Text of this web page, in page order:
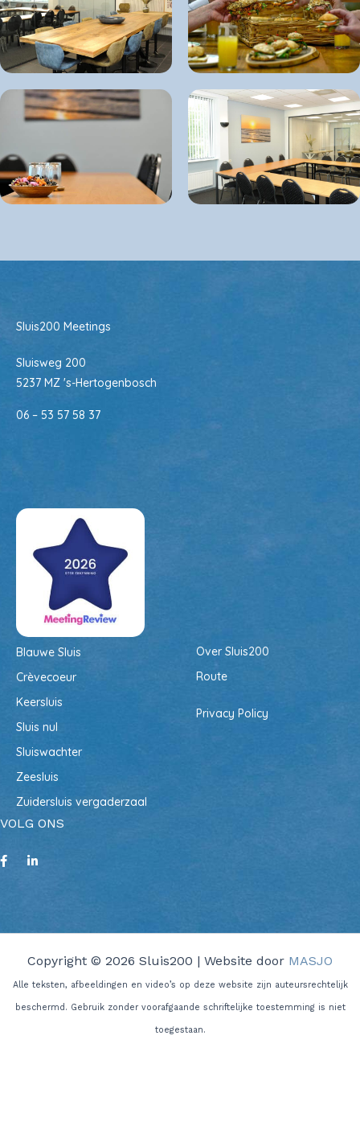
Sluis200 Meetings
Sluisweg 200
5237 MZ 's-Hertogenbosch
06 – 53 57 58 37
Blauwe Sluis
Crèvecoeur
Keersluis
Sluis nul
Sluiswachter
Zeesluis
Zuidersluis vergaderzaal
Over Sluis200
Route
Privacy Policy
VOLG ONS
Copyright © 2026 Sluis200 | Website door MASJO
Alle teksten, afbeeldingen en video’s op deze website zijn auteursrechtelijk
beschermd. Gebruik zonder voorafgaande schriftelijke toestemming is niet
toegestaan.